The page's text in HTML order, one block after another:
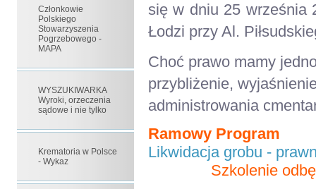
Członkowie
Polskiego
Stowarzyszenia
Pogrzebowego -
MAPA
WYSZUKIWARKA
Wyroki, orzeczenia
sądowe i nie tylko
Krematoria w Polsce
- Wykaz
się w dniu 25 września
Łodzi przy Al.
Choć prawo mamy
przybliżenie,
administrowania
Ramowy Program
Likwidacja grobu -
Szkolenie